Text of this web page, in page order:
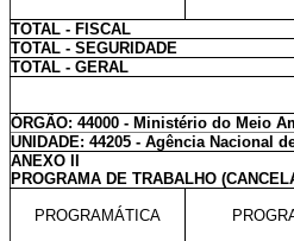
TOTAL - FISCAL
TOTAL - SEGURIDADE
TOTAL - GERAL
ÓRGÃO: 44000 - Ministério do Meio
UNIDADE: 44205 - Agência Nacional
ANEXO II
PROGRAMA DE TRABALHO
PROGRAMÁTICA